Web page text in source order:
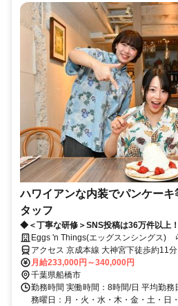
ハワイアンな内装でパンケー
タッフ
◆＜丁寧な研修＞SNS投稿は36万件以上
ハワイアンカフェの一員に♪◆
Eggs 'n Things(エッグスンシングス)
員募集
アクセス 京成本線 大神宮下徒歩約11
約14分、ＪＲ武蔵野線 南船橋南口徒歩
月給233,000円～340,000円
千葉県船橋市
勤務時間 実働時間：8時間/日 平均勤
務曜日：月・火・水・木・金・土・日